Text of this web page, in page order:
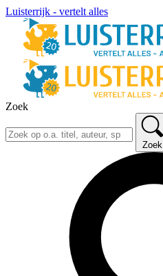
Luisterrijk - vertelt alles
Zoek
Zoek